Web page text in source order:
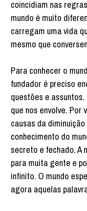
coincidiam nas
mundo é muito
carregam uma vida
mesmo que
Para conhecer o
fundador é preciso
questões e
que nos envolve.
causas da
conhecimento do
secreto e fechado. A
para muita gente e
infinito. O mundo
agora aquelas